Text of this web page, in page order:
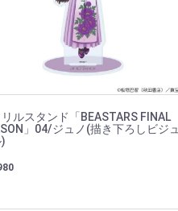
ルスタンド「BEASTARS FINAL
」04/ジュノ(描き下ろしビジュ